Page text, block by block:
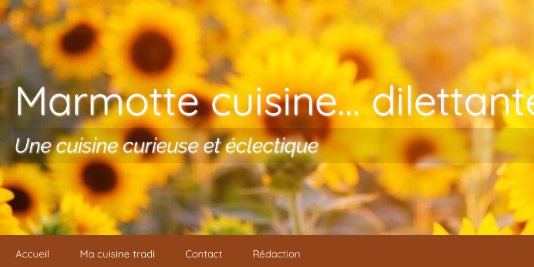
Aller au contenu
Marmotte cuisine…
Une cuisine curieuse et éclectique
Accueil Ma cuisine tradi Contact Rédaction